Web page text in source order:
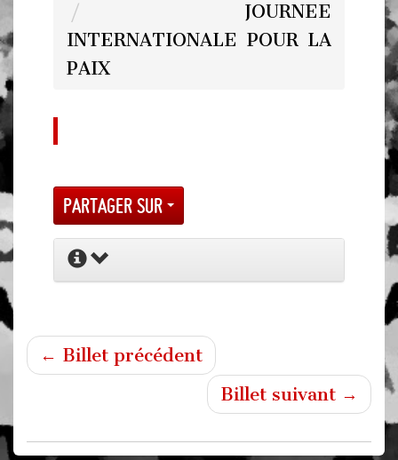
JOURNEE
INTERNATIONALE POUR LA
PAIX
Partager sur
← Billet précédent
Billet suivant →